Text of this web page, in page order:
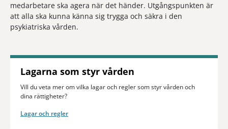
medarbetare ska agera när det händer. Utgångspunkten är
att alla ska kunna känna sig trygga och säkra i den
psykiatriska vården.
Lagarna som styr vården
Vill du veta mer om vilka lagar och regler som styr vården och
dina rättigheter?
Lagar och regler